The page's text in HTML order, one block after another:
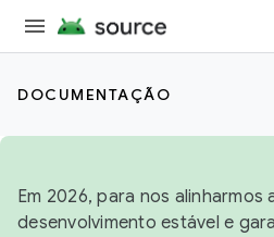
DOCUMENTAÇÃO
Em 2026, para nos
desenvolvimento estável e